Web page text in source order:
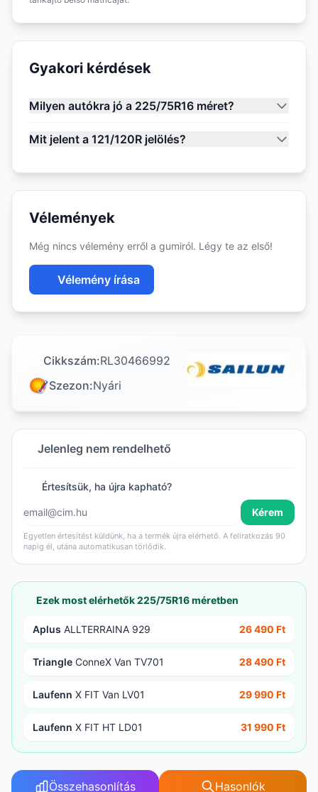
Gyakori kérdések
Milyen autókra jó a 225/75R16 méret?
Mit jelent a 121/120R jelölés?
Vélemények
Még nincs vélemény erről a gumiról. Légy te az első!
Vélemény írása
Cikkszám:RL30466992
Szezon:Nyári
Jelenleg nem rendelhető
Értesítsük, ha újra kapható?
Kérem
Egyetlen értesítést küldünk, ha a termék újra elérhető. A feliratkozás 90
napig él, utána automatikusan törlődik.
Ezek most elérhetők 225/75R16 méretben
Aplus ALLTERRAINA 929 26 490 Ft
Triangle ConneX Van TV701 28 490 Ft
Laufenn X FIT Van LV01 29 990 Ft
Laufenn X FIT HT LD01 31 990 Ft
Összehasonlítás Hasonlók